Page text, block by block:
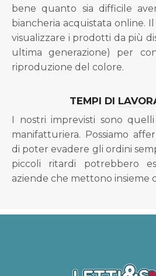
bene quanto sia difficile
biancheria acquistata online.
visualizzare i prodotti da più
ultima generazione) per
riproduzione del colore.
TEMPI DI
I nostri imprevisti sono
manifatturiera. Possiamo
di poter evadere gli ordini
piccoli ritardi potrebbero
aziende che mettono insieme